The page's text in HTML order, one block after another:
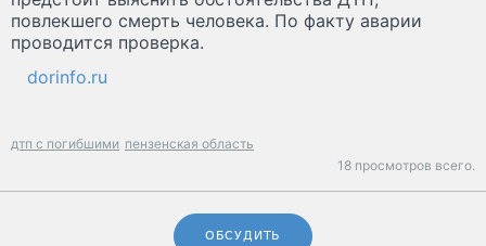
повлекшего смерть человека. По факту аварии
проводится проверка.
dorinfo.ru
дтп с погибшими пензенская область
18 просмотров всего.
ОБСУДИТЬ